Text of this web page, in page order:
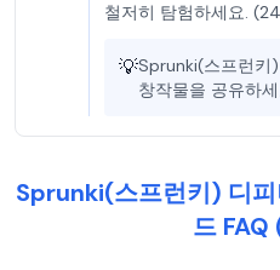
철저히 탐험하세요.
💡Sprunki(스프런키
창작물을 공유하
Sprunki(스프런키) 디
드